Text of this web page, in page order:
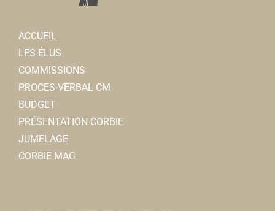
ACCUEIL
LES ÉLUS
COMMISSIONS
PROCES-VERBAL CM
BUDGET
PRÉSENTATION CORBIE
JUMELAGE
CORBIE MAG